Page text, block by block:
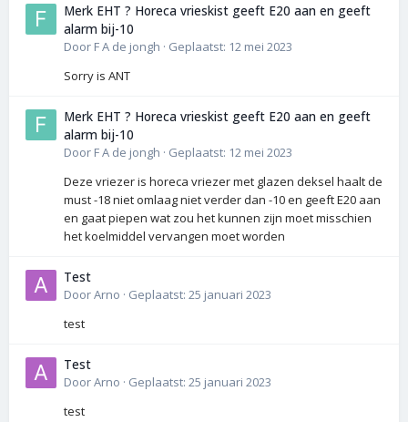
Merk EHT ? Horeca vrieskist geeft E20 aan en geeft
alarm bij-10
Door F A de jongh · Geplaatst: 12 mei 2023
Sorry is ANT
Merk EHT ? Horeca vrieskist geeft E20 aan en geeft
alarm bij-10
Door F A de jongh · Geplaatst: 12 mei 2023
Deze vriezer is horeca vriezer met glazen deksel haalt de
must -18 niet omlaag niet verder dan -10 en geeft E20 aan
en gaat piepen wat zou het kunnen zijn moet misschien
het koelmiddel vervangen moet worden
Test
DoorArno · Geplaatst: 25 januari 2023
test
Test
DoorArno · Geplaatst: 25 januari 2023
test